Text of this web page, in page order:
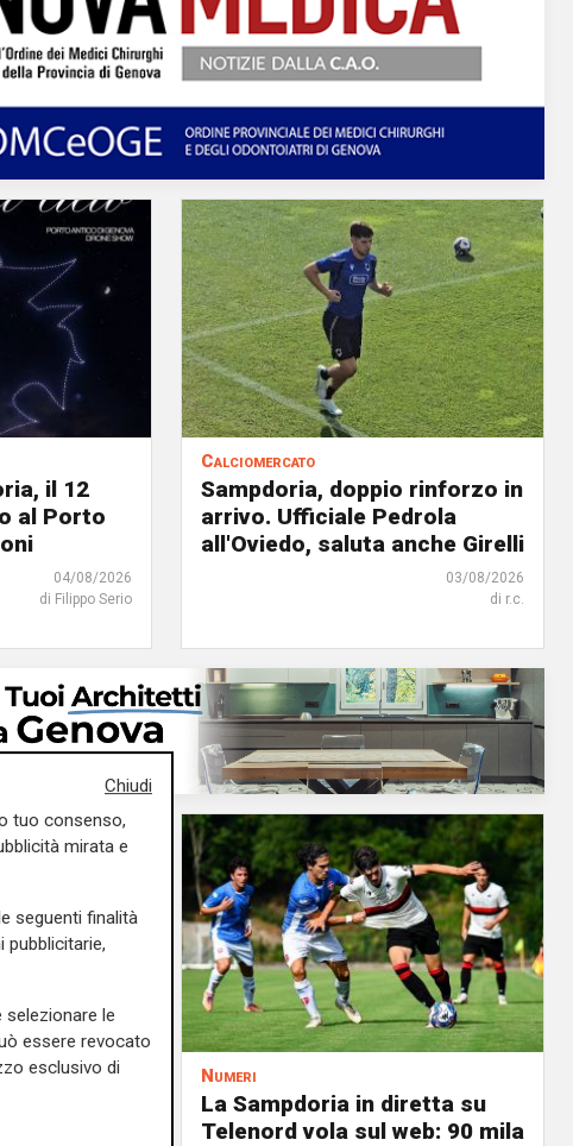
il 12
al Porto
04/08/2026
di Filippo Serio
Calciomercato
Sampdoria, doppio rinforzo in
arrivo. Ufficiale Pedrola
all'Oviedo, saluta anche Girelli
03/08/2026
di r.c.
Numeri
La Sampdoria in diretta su
Telenord vola sul web: 90 mila
Chiudi
tuo consenso,
mirata e
seguenti finalità
pubblicitarie,
le
essere revocato
esclusivo di